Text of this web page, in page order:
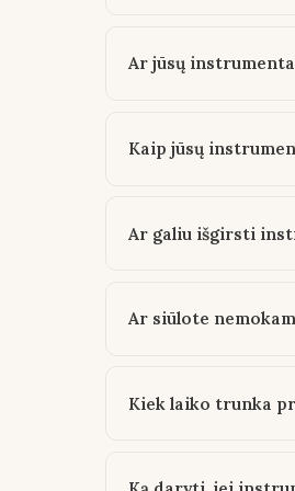
Ar jūsų
Kaip jūsų
Ar galiu išgirsti
Ar siūlote
Kiek laiko trunka